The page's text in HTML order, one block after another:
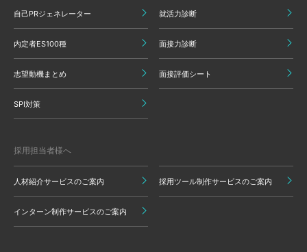
自己PRジェネレーター 就活力診断
内定者ES100種 面接力診断
志望動機まとめ 面接評価シート
SPI対策
採用担当者様へ
人材紹介サービスのご案内 採用ツール制作サービスのご案内
インターン制作サービスのご案内